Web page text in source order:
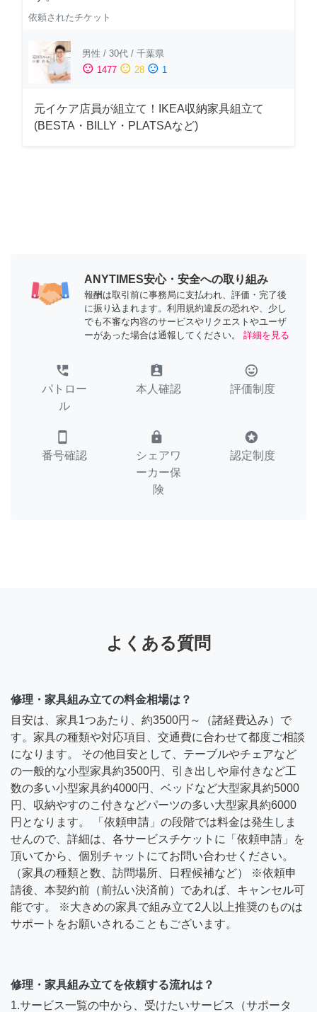
依頼されたチケット
男性 / 30代 / 千葉県
sentiment_satisfied 1477 sentiment_neutral 28 sentiment_dissatisfied 1
元イケア店員が組立て！IKEA収納家具組立て
(BESTA・BILLY・PLATSAなど)
ANYTIMES安心・安全への取り組み
報酬は取引前に事務局に支払われ、評価・完了後
に振り込まれます。利用規約違反の恐れや、少し
でも不審な内容のサービスやリクエストやユーザ
ーがあった場合は通報してください。
詳細を見る
perm_phone_msg
パトロー
ル
assignment_ind
本人確認
tag_faces
評価制度
smartphone
番号確認
lock
シェアワ
ーカー保
険
stars
認定制度
よくある質問
修理・家具組み立ての料金相場は？
目安は、家具1つあたり、約3500円～（諸経費込み）で
す。家具の種類や対応項目、交通費に合わせて都度ご相談
になります。 その他目安として、テーブルやチェアなど
の一般的な小型家具約3500円、引き出しや扉付きなど工
数の多い小型家具約4000円、ベッドなど大型家具約5000
円、収納やすのこ付きなどパーツの多い大型家具約6000
円となります。 「依頼申請」の段階では料金は発生しま
せんので、詳細は、各サービスチケットに「依頼申請」を
頂いてから、個別チャットにてお問い合わせください。
（家具の種類と数、訪問場所、日程候補など） ※依頼申
請後、本契約前（前払い決済前）であれば、キャンセル可
能です。 ※大きめの家具で組み立て2人以上推奨のものは
サポートをお願いされることもございます。
修理・家具組み立てを依頼する流れは？
1.サービス一覧の中から、受けたいサービス（サポータ